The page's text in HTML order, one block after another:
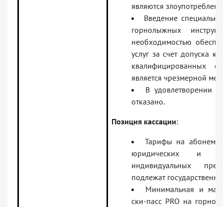
являются
Введение
горнолыжных
необходимостью
услуг за счет допуска к
квалифицированных
является чрезмерной
В удовлетворении
отказано.
Позиция кассации:
Тарифы на
юридических и
индивидуальных
подлежат
Минимальная и
ски-пасс PRO на